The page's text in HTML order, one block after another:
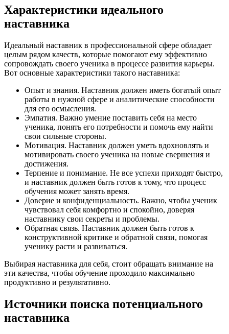
Характеристики идеального
наставника
Идеальный наставник в профессиональной сфере обладает
целым рядом качеств, которые помогают ему эффективно
сопровождать своего ученика в процессе развития карьеры.
Вот основные характеристики такого наставника:
Опыт и знания. Наставник должен иметь богатый опыт
работы в нужной сфере и аналитические способности
для его осмысления.
Эмпатия. Важно умение поставить себя на место
ученика, понять его потребности и помочь ему найти
свои сильные стороны.
Мотивация. Наставник должен уметь вдохновлять и
мотивировать своего ученика на новые свершения и
достижения.
Терпение и понимание. Не все успехи приходят быстро,
и наставник должен быть готов к тому, что процесс
обучения может занять время.
Доверие и конфиденциальность. Важно, чтобы ученик
чувствовал себя комфортно и спокойно, доверяя
наставнику свои секреты и проблемы.
Обратная связь. Наставник должен быть готов к
конструктивной критике и обратной связи, помогая
ученику расти и развиваться.
Выбирая наставника для себя, стоит обращать внимание на
эти качества, чтобы обучение проходило максимально
продуктивно и результативно.
Источники поиска потенциального
наставника